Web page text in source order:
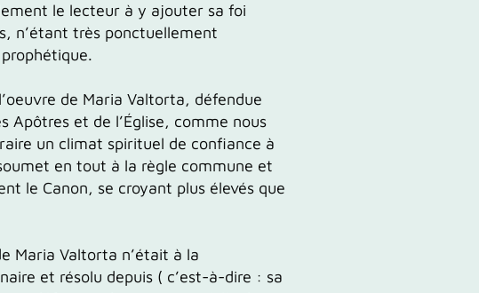
le lecteur à y ajouter sa foi
n’étant très ponctuellement
l’oeuvre de Maria Valtorta, défendue
Apôtres et de l’Église, comme nous
un climat spirituel de confiance à
en tout à la règle commune et
le Canon, se croyant plus élevés que
Maria Valtorta n’était à la
et résolu depuis ( c’est-à-dire : sa